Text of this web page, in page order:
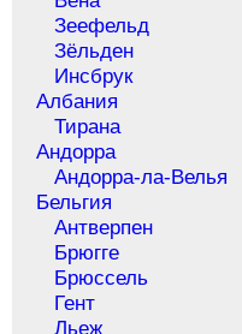
Зеефельд
Зёльден
Инсбрук
Албания
Тирана
Андорра
Андорра-ла-Велья
Бельгия
Антверпен
Брюгге
Брюссель
Гент
Льеж